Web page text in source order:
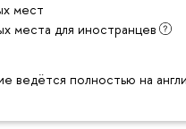
мест
места для иностранцев
ведётся полностью на